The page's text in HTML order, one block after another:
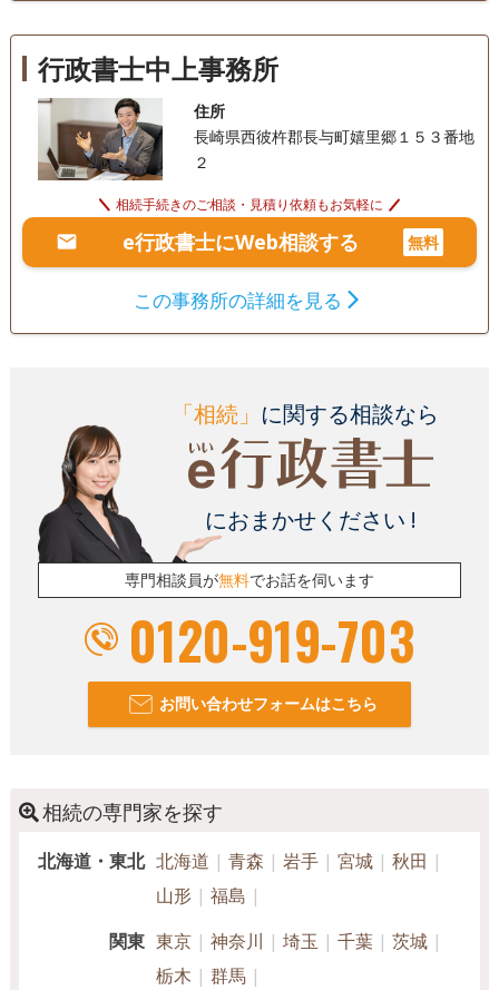
行政書士中上事務所
住所
長崎県西彼杵郡長与町嬉里郷１５３番地
２
相続手続きのご相談・見積り依頼もお気軽に
e行政書士にWeb相談する 無料
この事務所の詳細を見る
「相続」 に関する相談なら
におまかせください !
専門相談員が無料でお話を伺います
0120-919-703
お問い合わせフォームはこちら
相続の専門家を探す
北海道・東北 北海道 青森 岩手 宮城
秋田
山形
福島
関東 東京 神奈川 埼玉 千葉
茨城
栃木
群馬